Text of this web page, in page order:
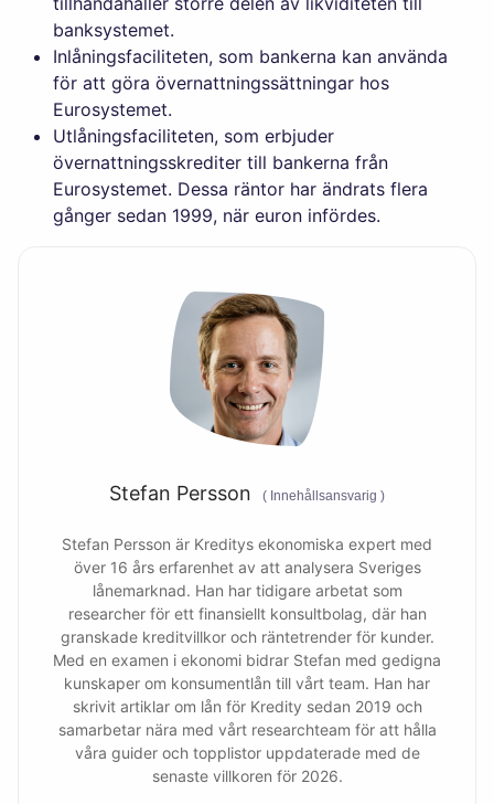
banksystemet.
Inlåningsfaciliteten, som bankerna kan använda
för att göra övernattningssättningar hos
Eurosystemet.
Utlåningsfaciliteten, som erbjuder
övernattningsskrediter till bankerna från
Eurosystemet. Dessa räntor har ändrats flera
gånger sedan 1999, när euron infördes.
Stefan Persson ( Innehållsansvarig )
Stefan Persson är Kreditys ekonomiska expert med
över 16 års erfarenhet av att analysera Sveriges
lånemarknad. Han har tidigare arbetat som
researcher för ett finansiellt konsultbolag, där han
granskade kreditvillkor och räntetrender för kunder.
Med en examen i ekonomi bidrar Stefan med gedigna
kunskaper om konsumentlån till vårt team. Han har
skrivit artiklar om lån för Kredity sedan 2019 och
samarbetar nära med vårt researchteam för att hålla
våra guider och topplistor uppdaterade med de
senaste villkoren för 2026.